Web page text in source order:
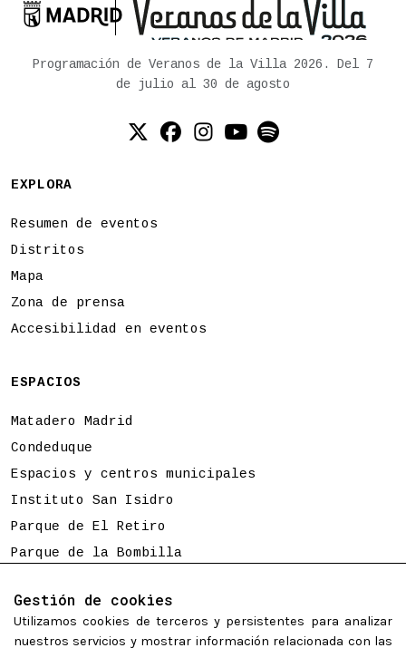
Gestión de cookies
Utilizamos cookies de terceros y persistentes para analizar
nuestros servicios y mostrar información relacionada con las

Ayuntamiento de Madrid
Programación de Veranos de la Villa 2026. Del 7
de julio al 30 de agosto
Twitter (X)
Facebook
Instagram
YouTube
Spotify
EXPLORA
Resumen de eventos
Distritos
Mapa
Zona de prensa
Accesibilidad en eventos
ESPACIOS
Matadero Madrid
Condeduque
Espacios y centros municipales
Instituto San Isidro
Parque de El Retiro
Parque de la Bombilla
Programación sujeta a cambios